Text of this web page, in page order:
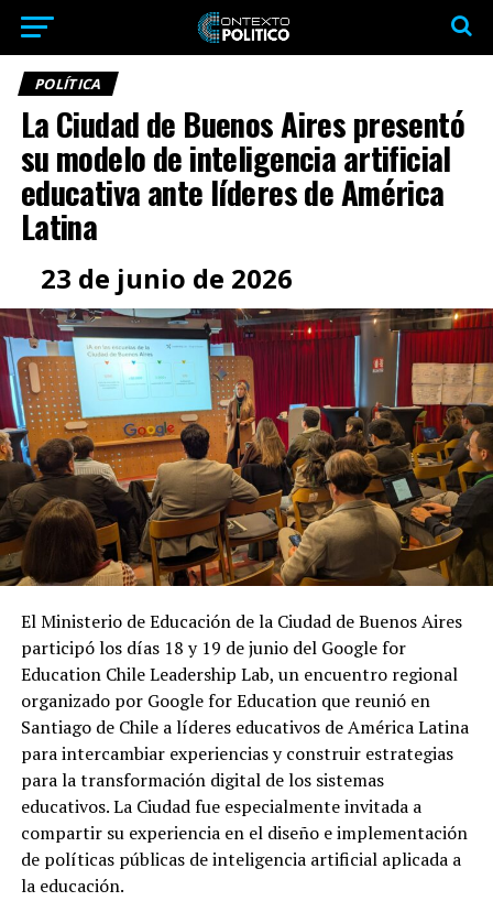
POLÍTICA
La Ciudad de Buenos Aires presentó
su modelo de inteligencia artificial
educativa ante líderes de América
Latina
23 de junio de 2026
El Ministerio de Educación de la Ciudad de Buenos Aires
participó los días 18 y 19 de junio del Google for
Education Chile Leadership Lab, un encuentro regional
organizado por Google for Education que reunió en
Santiago de Chile a líderes educativos de América Latina
para intercambiar experiencias y construir estrategias
para la transformación digital de los sistemas
educativos. La Ciudad fue especialmente invitada a
compartir su experiencia en el diseño e implementación
de políticas públicas de inteligencia artificial aplicada a
la educación.